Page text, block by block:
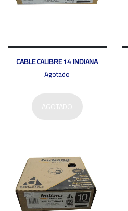
CABLE CALIBRE 14 INDIANA
Agotado